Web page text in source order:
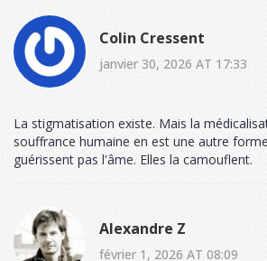
Colin Cressent
janvier 30, 2026 AT 17:33
La stigmatisation existe. Mais la
souffrance humaine en est une autre
guérissent pas l'âme. Elles la camouflent.
Alexandre Z
février 1, 2026 AT 08:09